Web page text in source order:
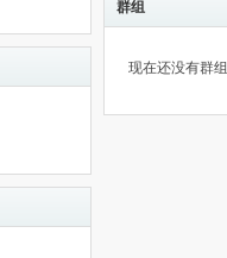
群组
现在还没有群组